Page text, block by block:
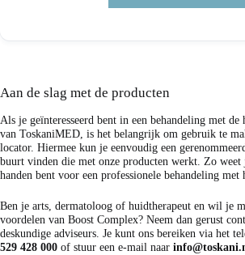
Aan de slag met de producten
Als je geïnteresseerd bent in een behandeling met de
van ToskaniMED , is het belangrijk om gebruik te
locator. Hiermee kun je eenvoudig een
buurt vinden die met onze producten werkt. Zo weet
handen bent voor een professionele behandeling met
Ben je arts, dermatoloog of huidtherapeut en wil je
voordelen van Boost Complex? Neem dan gerust
deskundige adviseurs. Je kunt ons bereiken via het
529 428 000 of stuur een e-mail naar